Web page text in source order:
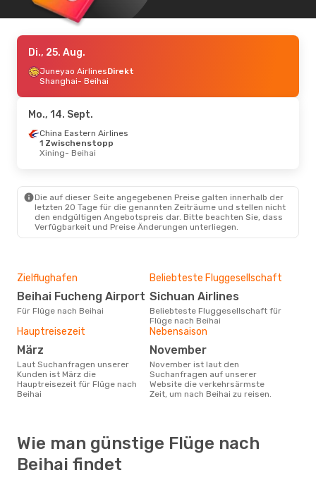
Di., 25. Aug.
Juneyao AirlinesDirekt
Shanghai- Beihai
Mo., 14. Sept.
China Eastern Airlines
1 Zwischenstopp
Xining- Beihai
Die auf dieser Seite angegebenen Preise galten innerhalb der
letzten 20 Tage für die genannten Zeiträume und stellen nicht
den endgültigen Angebotspreis dar. Bitte beachten Sie, dass
Verfügbarkeit und Preise Änderungen unterliegen.
Zielflughafen
Beihai Fucheng Airport
Für Flüge nach Beihai
Beliebteste Fluggesellschaft
Sichuan Airlines
Beliebteste Fluggesellschaft für
Flüge nach Beihai
Hauptreisezeit
März
Laut Suchanfragen unserer
Kunden ist März die
Hauptreisezeit für Flüge nach
Beihai
Nebensaison
November
November ist laut den
Suchanfragen auf unserer
Website die verkehrsärmste
Zeit, um nach Beihai zu reisen.
Wie man günstige Flüge nach
Beihai findet